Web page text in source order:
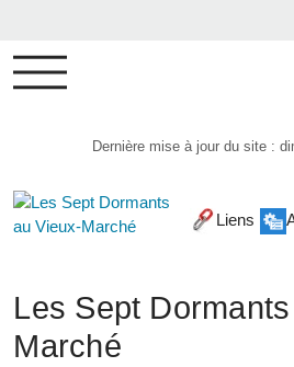
Dernière mise à jour du site :
Liens
Les Sept
Marché